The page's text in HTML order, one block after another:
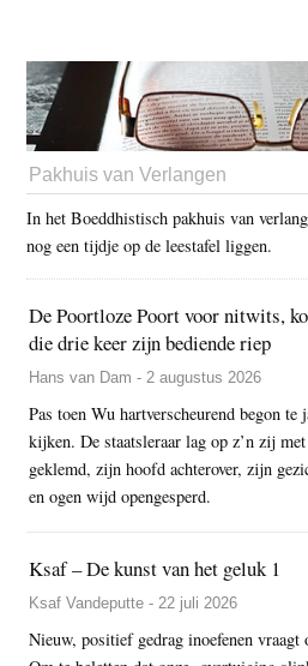
Pakhuis van Verlangen
In het Boeddhistisch pakhuis van
nog een tijdje op de leestafel liggen.
De Poortloze Poort voor nitwits,
die drie keer zijn bediende riep
Hans van Dam - 2 augustus 2026
Pas toen Wu hartverscheurend begon te
kijken. De staatsleraar lag op z’n zij
geklemd, zijn hoofd achterover, zijn
en ogen wijd opengesperd.
Ksaf – De kunst van het geluk 1
Ksaf Vandeputte - 22 juli 2026
Nieuw, positief gedrag inoefenen vraagt